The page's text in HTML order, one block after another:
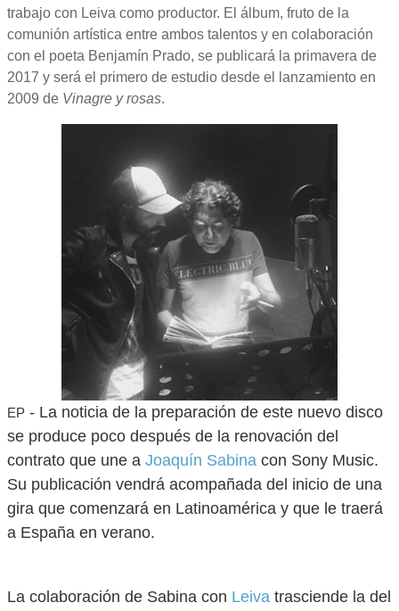
trabajo con Leiva como productor. El álbum, fruto de la
comunión artística entre ambos talentos y en colaboración
con el poeta Benjamín Prado, se publicará la primavera de
2017 y será el primero de estudio desde el lanzamiento en
2009 de Vinagre y rosas.
EP - La noticia de la preparación de este nuevo disco
se produce poco después de la renovación del
contrato que une a Joaquín Sabina con Sony Music.
Su publicación vendrá acompañada del inicio de una
gira que comenzará en Latinoamérica y que le traerá
a España en verano.
La colaboración de Sabina con Leiva trasciende la del